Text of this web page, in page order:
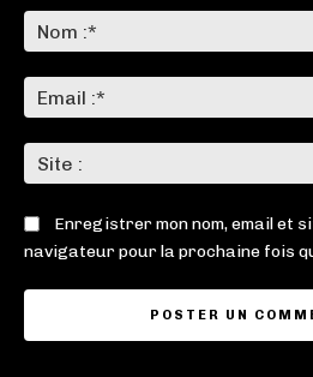
Enregistrer mon nom, email et
navigateur pour la prochaine fois